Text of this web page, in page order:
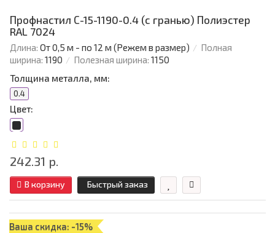
Профнастил С-15-1190-0.4 (с гранью) Полиэстер
RAL 7024
Длина: От 0,5 м - по 12 м (Режем в размер)
Полная
ширина: 1190 Полезная ширина: 1150
Толщина металла, мм:
0.4
Цвет:
242.31 р.
В корзину Быстрый заказ
Ваша скидка: -15%